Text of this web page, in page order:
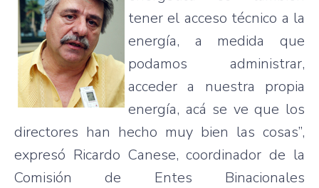
tener el acceso técnico a la
energía, a medida que
podamos administrar,
acceder a nuestra propia
energía, acá se ve que los
directores han hecho muy bien las cosas”,
expresó Ricardo Canese, coordinador de la
Comisión de Entes Binacionales